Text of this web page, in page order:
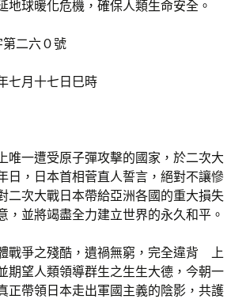
地球暖化危機，確保人類生命安全。
二六０號
七月十七日巳時
一遭受原子彈攻擊的國家，於二次大
日，日本首相菅直人誓言，絕對不讓慘
二次大戰日本帶給亞洲各國的重大損失
，並將竭盡全力建立世界的永久和平。
爭之殘酷，遺禍無窮，完全違背 上
期望人類領導群生之生生大德，今朝一
正帶領日本走出軍國主義的陰影，共護